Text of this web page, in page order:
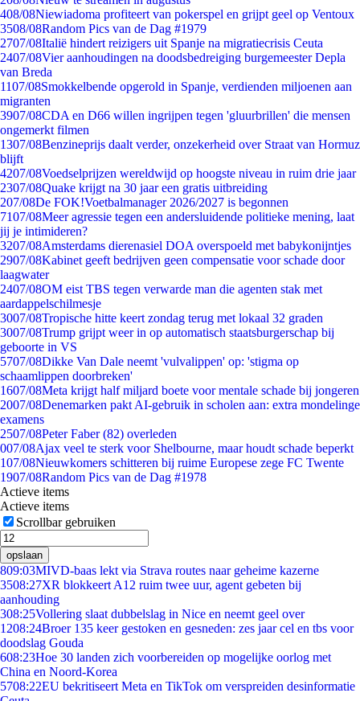
408/08Niewiadoma profiteert van pokerspel en grijpt geel op Ventoux
3508/08Random Pics van de Dag #1979
2707/08Italië hindert reizigers uit Spanje na migratiecrisis Ceuta
2407/08Vier aanhoudingen na doodsbedreiging burgemeester Depla
van Breda
1107/08Smokkelbende opgerold in Spanje, verdienden miljoenen aan
migranten
3907/08CDA en D66 willen ingrijpen tegen 'gluurbrillen' die mensen
ongemerkt filmen
1307/08Benzineprijs daalt verder, onzekerheid over Straat van Hormuz
blijft
4207/08Voedselprijzen wereldwijd op hoogste niveau in ruim drie jaar
2307/08Quake krijgt na 30 jaar een gratis uitbreiding
207/08De FOK!Voetbalmanager 2026/2027 is begonnen
7107/08Meer agressie tegen een andersluidende politieke mening, laat
jij je intimideren?
3207/08Amsterdams dierenasiel DOA overspoeld met babykonijntjes
2907/08Kabinet geeft bedrijven geen compensatie voor schade door
laagwater
2407/08OM eist TBS tegen verwarde man die agenten stak met
aardappelschilmesje
3007/08Tropische hitte keert zondag terug met lokaal 32 graden
3007/08Trump grijpt weer in op automatisch staatsburgerschap bij
geboorte in VS
5707/08Dikke Van Dale neemt 'vulvalippen' op: 'stigma op
schaamlippen doorbreken'
1607/08Meta krijgt half miljard boete voor mentale schade bij jongeren
2007/08Denemarken pakt AI-gebruik in scholen aan: extra mondelinge
examens
2507/08Peter Faber (82) overleden
007/08Ajax veel te sterk voor Shelbourne, maar houdt schade beperkt
107/08Nieuwkomers schitteren bij ruime Europese zege FC Twente
1907/08Random Pics van de Dag #1978
Actieve items
Actieve items
Scrollbar gebruiken
opslaan
809:03MIVD-baas lekt via Strava routes naar geheime kazerne
3508:27XR blokkeert A12 ruim twee uur, agent gebeten bij
aanhouding
308:25Vollering slaat dubbelslag in Nice en neemt geel over
1208:24Broer 135 keer gestoken en gesneden: zes jaar cel en tbs voor
doodslag Gouda
608:23Hoe 30 landen zich voorbereiden op mogelijke oorlog met
China en Noord-Korea
5708:22EU bekritiseert Meta en TikTok om verspreiden desinformatie